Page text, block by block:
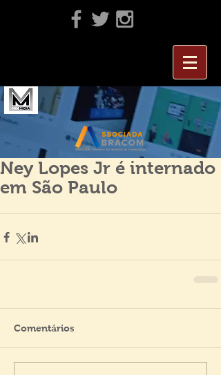
Ney Lopes Jr é internado
em São Paulo
Comentários